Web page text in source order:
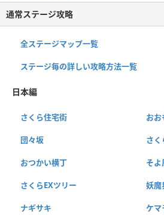
通常ステージ攻略
全ステージマップ一覧
ステージ毎の詳しい攻略方法一覧
日本編
さくら住宅街 おお
団々坂 さく
おつかい横丁 そよ
さくらEXツリー 妖魔
ナギサキ ケマ